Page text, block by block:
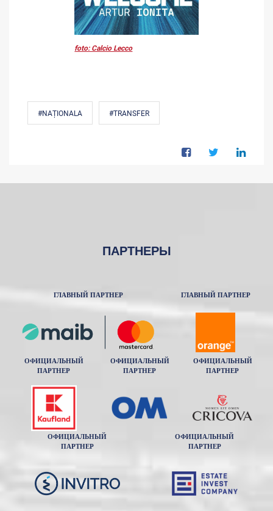
foto: Calcio Lecco
#NAȚIONALA #TRANSFER
ПАРТНЕРЫ
ГЛАВНЫЙ ПАРТНЕР ГЛАВНЫЙ ПАРТНЕР
ОФИЦИАЛЬНЫЙ
ПАРТНЕР
ОФИЦИАЛЬНЫЙ
ПАРТНЕР
ОФИЦИАЛЬНЫЙ
ПАРТНЕР
ОФИЦИАЛЬНЫЙ
ПАРТНЕР
ОФИЦИАЛЬНЫЙ
ПАРТНЕР